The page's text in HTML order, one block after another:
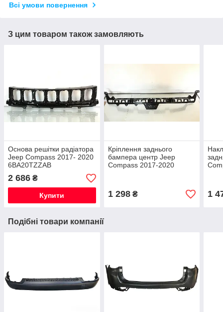
Всі умови повернення
З цим товаром також замовляють
Основа решітки радіатора
Jeep Compass 2017- 2020
6BA20TZZAB
2 686 ₴
Купити
Кріплення заднього
бампера центр Jeep
Compass 2017-2020
1 298₴ 1
Подібні товари компанії